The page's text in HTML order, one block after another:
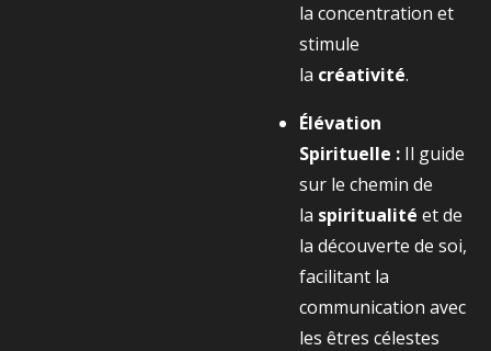
la concentration et
stimule
la créativité.
Élévation
Spirituelle : Il guide
sur le chemin de
la spiritualité et de
la découverte de soi,
facilitant la
communication avec
les êtres célestes